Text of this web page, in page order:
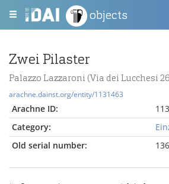
objects
Zwei Pilaster
Palazzo Lazzaroni (Via dei Lucchesi
arachne.dainst.org/entity/1131463
Arachne ID:
Category:
Old serial number: